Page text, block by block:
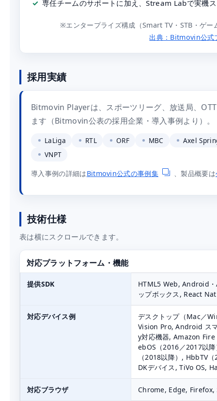
専任チームのサポートに加え、Stream Labで実機
※エンタープライズ構成（Smart TV・STB・ゲ
出典：Bitmovin公式
採用実績
Bitmovin Playerは、スポーツリーグ、放送局、
ます（Bitmovin公表の採用企業・導入事例より）。
LaLiga RTL ORF MBC
Axel
VNPT
導入事例の詳細はBitmovin公式の事例集 、製品概要は
技術仕様
表は横にスクロールできます。
対応プラットフォーム・機能
提供SDK
HTML5 Web, Android
ップボックス, React
対応デバイス例
デスクトップ（Mac／
Vision Pro, Android ス
y対応機器, Amazon
ebOS（2016／2017以
（2018以降）, HbbTV
DKデバイス, TiVo OS,
対応ブラウザ Chrome, Edge,